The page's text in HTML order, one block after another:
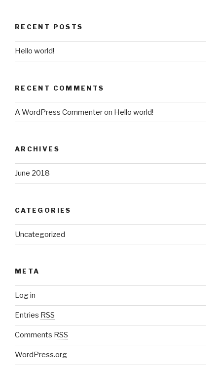
RECENT POSTS
Hello world!
RECENT COMMENTS
A WordPress Commenteron Hello world!
ARCHIVES
June 2018
CATEGORIES
Uncategorized
META
Log in
Entries RSS
Comments RSS
WordPress.org